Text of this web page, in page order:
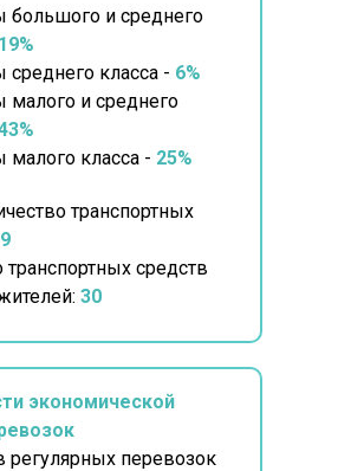
большого и среднего
19%
среднего класса - 6%
малого и среднего
малого класса - 25%
транспортных
транспортных средств
30
экономической
регулярных перевозок